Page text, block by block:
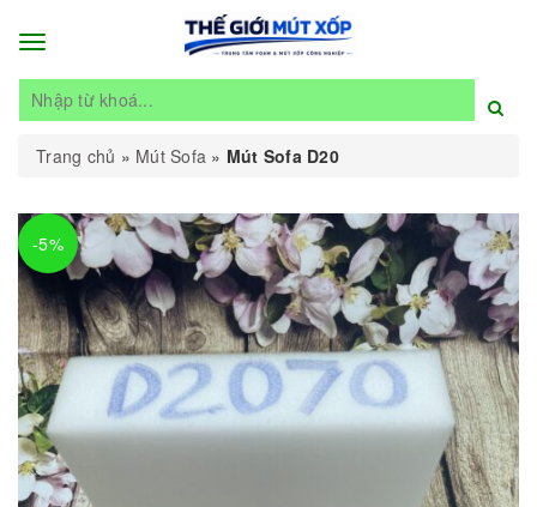
Toggle
Trang chủ » Mút Sofa » Mút Sofa D20
-5%